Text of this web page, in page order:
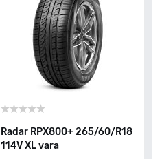
Radar RPX800+ 265/60/R18
114V XL vara